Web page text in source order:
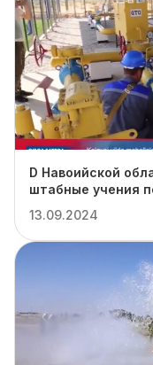
D Навоийской
штабные учения
отопительному
13.09.2024